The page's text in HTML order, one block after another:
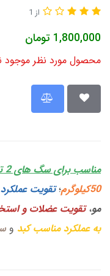
از 1
1,800,000 تومان
محصول مورد نظر موجود
مناسب برای سگ های 2 تا 12 ماه
50کیلوگرم
؛تقویت
مو،تقویت عضلات و
به عملکرد مناسب کبد و